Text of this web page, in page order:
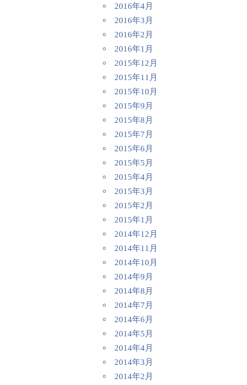
2016年4月
2016年3月
2016年2月
2016年1月
2015年12月
2015年11月
2015年10月
2015年9月
2015年8月
2015年7月
2015年6月
2015年5月
2015年4月
2015年3月
2015年2月
2015年1月
2014年12月
2014年11月
2014年10月
2014年9月
2014年8月
2014年7月
2014年6月
2014年5月
2014年4月
2014年3月
2014年2月